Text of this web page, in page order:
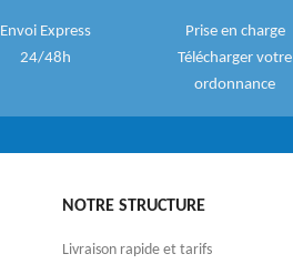
Envoi Express
24/48h
Prise en charge
Télécharger votre
ordonnance
NOTRE STRUCTURE
Livraison rapide et tarifs